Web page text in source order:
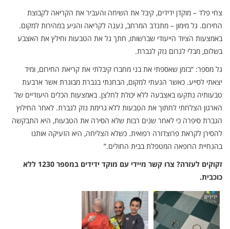
צחי פלד – מוקדן ידידים, קיבל את השיחה והעביר את הקריאה לקבוצת
החירום. גל מימון – מתנדב המרחב, נענה לקריאה והגיע במהירות למקום.
באמצעות הציוד הייעודי שברשותו, חתך גל את הטבעות וחילץ את האצבע
בשלום, מבלי לגרום נזק לגברת.
גל מספר: “בזמן שאספתי את בני מחברו קיבלתי את קריאת החירום, ומיד
יצאתי לסייע. כאשר הגעתי למקום, הבחנתי בגברת מבוגרת אשר ארבעת
טבעותיה נתקעו באצבעה ללא יכולת לחלצן. באמצעות הכלים היעודיים של
הארגון הצלחתי לחתוך את הטבעות ללא גרימת נזק לגברת. לאחר החילוץ
הגברת סיפרה כי לאחר שנים רבות שלא הסירה את הטבעות, היא התבקשה
להסירן לקראת פרוצדורה רפואית. כשלא הצליחה, היא הזעיקה אותנו
בהנחיית הרופאה המטפלת בבית החולים.”
זקוקים לעזרה? צרו קשר מיידי עם מוקד ידידים במספר 1230 ללא
כוכבית.